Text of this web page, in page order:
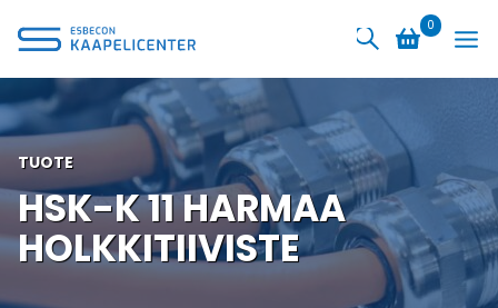
sisältöön
0
TUOTE
HSK-K 11 HARMAA
HOLKKITIIVISTE